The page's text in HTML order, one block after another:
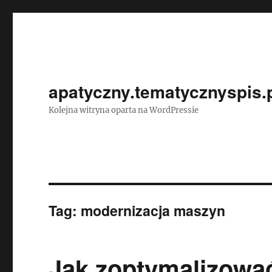
Kolejna witryna oparta na WordPressie
Tag: modernizacja maszyn